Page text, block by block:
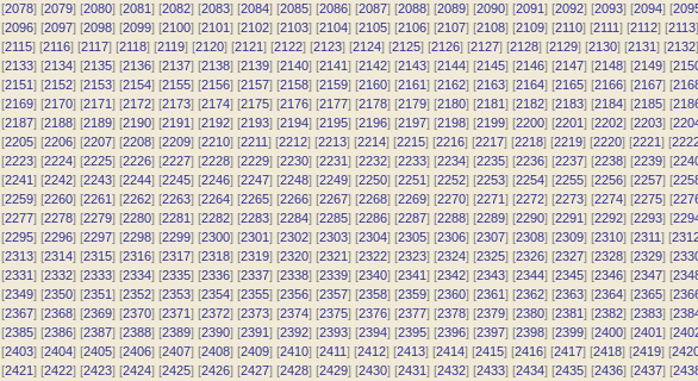
[2078] [2079] [2080] [2081] [2082] [2083] [2084] [2085] [2086] [2087] [2088] [2089] [2090] [2091] [2092] [2093] [2094] [
[2096] [2097] [2098] [2099] [2100] [2101] [2102] [2103] [2104] [2105] [2106] [2107] [2108] [2109] [2110] [2111] [2112] [2113
[2115] [2116] [2117] [2118] [2119] [2120] [2121] [2122] [2123] [2124] [2125] [2126] [2127] [2128] [2129] [2130] [2131] [2132]
[2133] [2134] [2135] [2136] [2137] [2138] [2139] [2140] [2141] [2142] [2143] [2144] [2145] [2146] [2147] [2148] [2149] [
[2151] [2152] [2153] [2154] [2155] [2156] [2157] [2158] [2159] [2160] [2161] [2162] [2163] [2164] [2165] [2166] [2167] [
[2169] [2170] [2171] [2172] [2173] [2174] [2175] [2176] [2177] [2178] [2179] [2180] [2181] [2182] [2183] [2184] [2185] [
[2187] [2188] [2189] [2190] [2191] [2192] [2193] [2194] [2195] [2196] [2197] [2198] [2199] [2200] [2201] [2202] [2203] [
[2205] [2206] [2207] [2208] [2209] [2210] [2211] [2212] [2213] [2214] [2215] [2216] [2217] [2218] [2219] [2220] [2221] [
[2223] [2224] [2225] [2226] [2227] [2228] [2229] [2230] [2231] [2232] [2233] [2234] [2235] [2236] [2237] [2238] [2239] [
[2241] [2242] [2243] [2244] [2245] [2246] [2247] [2248] [2249] [2250] [2251] [2252] [2253] [2254] [2255] [2256] [2257] [
[2259] [2260] [2261] [2262] [2263] [2264] [2265] [2266] [2267] [2268] [2269] [2270] [2271] [2272] [2273] [2274] [2275] [
[2277] [2278] [2279] [2280] [2281] [2282] [2283] [2284] [2285] [2286] [2287] [2288] [2289] [2290] [2291] [2292] [2293] [
[2295] [2296] [2297] [2298] [2299] [2300] [2301] [2302] [2303] [2304] [2305] [2306] [2307] [2308] [2309] [2310] [2311] [
[2313] [2314] [2315] [2316] [2317] [2318] [2319] [2320] [2321] [2322] [2323] [2324] [2325] [2326] [2327] [2328] [2329] [
[2331] [2332] [2333] [2334] [2335] [2336] [2337] [2338] [2339] [2340] [2341] [2342] [2343] [2344] [2345] [2346] [2347] [
[2349] [2350] [2351] [2352] [2353] [2354] [2355] [2356] [2357] [2358] [2359] [2360] [2361] [2362] [2363] [2364] [2365] [
[2367] [2368] [2369] [2370] [2371] [2372] [2373] [2374] [2375] [2376] [2377] [2378] [2379] [2380] [2381] [2382] [2383] [
[2385] [2386] [2387] [2388] [2389] [2390] [2391] [2392] [2393] [2394] [2395] [2396] [2397] [2398] [2399] [2400] [2401] [
[2403] [2404] [2405] [2406] [2407] [2408] [2409] [2410] [2411] [2412] [2413] [2414] [2415] [2416] [2417] [2418] [2419] [
[2421] [2422] [2423] [2424] [2425] [2426] [2427] [2428] [2429] [2430] [2431] [2432] [2433] [2434] [2435] [2436] [2437] [